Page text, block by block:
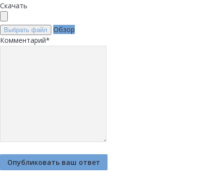
Скачать
Выбрать файл
Обзор
Комментарий*